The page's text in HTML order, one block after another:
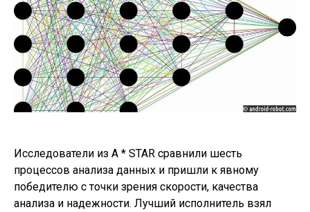
Исследователи из A * STAR сравнили шесть
процессов анализа данных и пришли к явному
победителю с точки зрения скорости, качества
анализа и надежности. Лучший исполнитель взял